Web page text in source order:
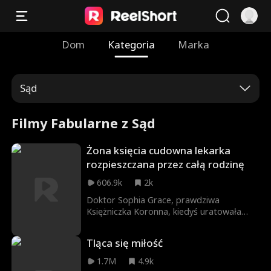
Dom Kategoria Marka
Sąd
Filmy Fabularne z Sąd
Żona księcia cudowna lekarka
rozpieszczana przez całą rodzinę
606.9k
2k
Doktor Sophia Grace, prawdziwa
Księżniczka Koronna, kiedyś uratowała
Vallaris prowadzi Klinikę Kwiatów z synem
Sammym, walcząc z zazdrosną Drugą
Tląca się miłość
1.7M
4.9k